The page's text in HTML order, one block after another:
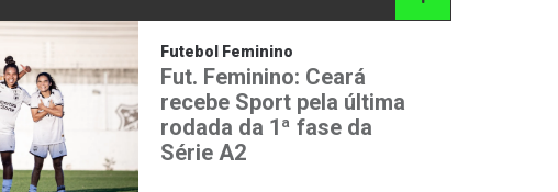
Futebol Feminino
Fut. Feminino: Ceará
recebe Sport pela última
rodada da 1ª fase da
Série A2